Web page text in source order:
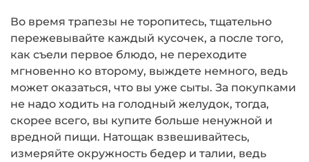
Во время трапезы не торопитесь, тщательно
пережевывайте каждый кусочек, а после того,
как съели первое блюдо, не переходите
мгновенно ко второму, выждете немного, ведь
может оказаться, что вы уже сыты. За покупками
не надо ходить на голодный желудок, тогда,
скорее всего, вы купите больше ненужной и
вредной пищи. Натощак взвешивайтесь,
измеряйте окружность бедер и талии, ведь